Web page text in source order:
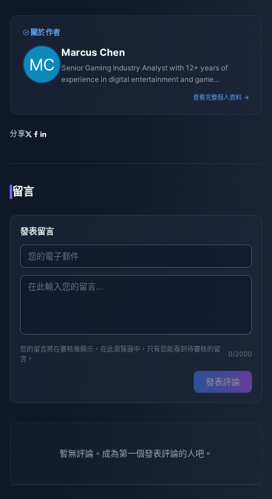
關於作者
Marcus Chen
Senior Gaming Industry Analyst with 12+ years of
experience in digital entertainment and game
查看完整個人資料 →
分享
留言
發表留言
您的留言將在審核後顯示。在此瀏覽器中，只有您能看到待審核的留
言。
0/2000
發表評論
暫無評論。成為第一個發表評論的人吧。